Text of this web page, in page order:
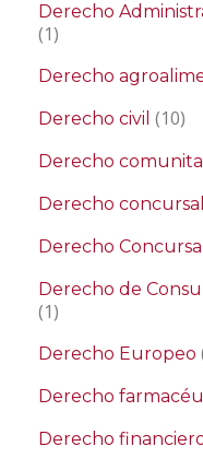
Derecho
(1)
Derecho
Derecho civil (10)
Derecho
Derecho concursal
Derecho
Derecho de
(1)
Derecho Europeo
Derecho
Derecho